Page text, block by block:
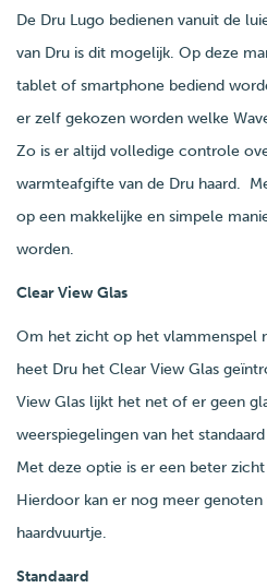
De Dru Lugo bedienen vanuit de
van Dru is dit mogelijk. Op deze
tablet of smartphone bediend
er zelf gekozen worden welke
Zo is er altijd volledige controle
warmteafgifte van de Dru haard.
op een makkelijke en simpele
worden.
Clear View Glas
Om het zicht op het vlammenspel
heet Dru het Clear View Glas
View Glas lijkt het net of er geen
weerspiegelingen van het
Met deze optie is er een beter
Hierdoor kan er nog meer
haardvuurtje.
Standaard